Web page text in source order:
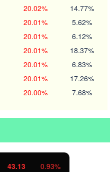
20.02% 14.77%
20.01% 5.62%
20.01% 6.12%
20.01% 18.37%
20.01% 6.83%
20.01% 17.26%
20.00% 7.68%
11.37 1.01%